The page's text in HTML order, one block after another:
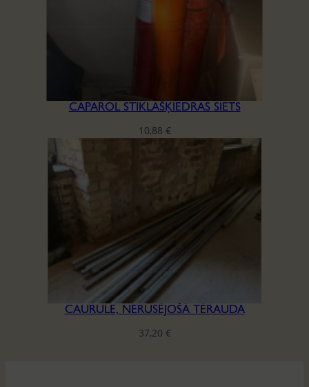
CAPAROL STIKLAŠĶIEDRAS SIETS
10,88 €
CAURULE, NERŪSĒJOŠĀ TĒRAUDA
37,20 €